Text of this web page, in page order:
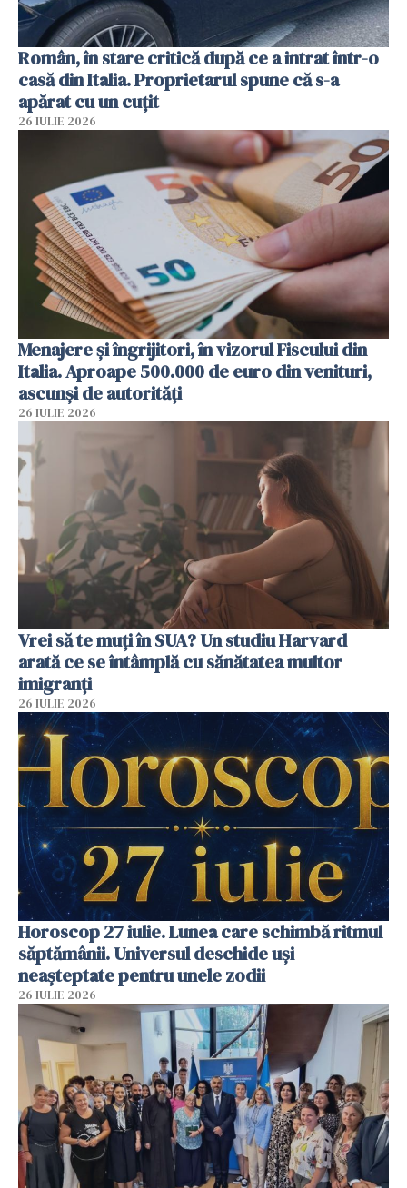
Român, în stare critică după ce a intrat într-o
casă din Italia. Proprietarul spune că s-a
apărat cu un cuțit
26 IULIE 2026
Menajere și îngrijitori, în vizorul Fiscului din
Italia. Aproape 500.000 de euro din venituri,
ascunși de autorități
26 IULIE 2026
Vrei să te muți în SUA? Un studiu Harvard
arată ce se întâmplă cu sănătatea multor
imigranți
26 IULIE 2026
Horoscop 27 iulie. Lunea care schimbă ritmul
săptămânii. Universul deschide uși
neașteptate pentru unele zodii
26 IULIE 2026